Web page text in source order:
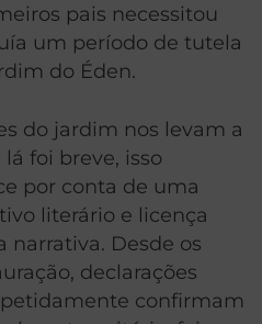
pais necessitou
um período de tutela
do Éden.
do jardim nos levam a
foi breve, isso
por conta de uma
literário e licença
narrativa. Desde os
declarações
confirmam